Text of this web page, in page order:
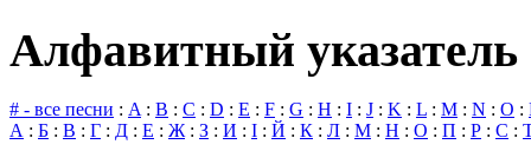
Алфавитный указатель
# - все песни : A : B : C : D : E : F : G : H : I : J : K : L : M : N : O :
А : Б : В : Г : Д : Е : Ж : З : И : І : Й : К : Л : М : Н : О : П : Р : С :